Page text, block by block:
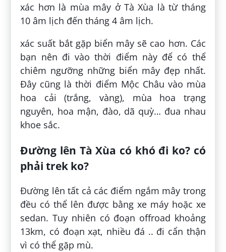
xác hơn là mùa mây ở Tà Xùa là từ tháng
10 âm lịch đến tháng 4 âm lịch.
xác suất bắt gặp biển mây sẽ cao hơn. Các
bạn nên đi vào thời điểm này để có thể
chiêm ngưỡng những biển mây đẹp nhất.
Đây cũng là thời điểm Mộc Châu vào mùa
hoa cải (trắng, vàng), mùa hoa trạng
nguyên, hoa mận, đào, dã quỳ… đua nhau
khoe sắc.
Đường lên Tà Xùa có khó đi ko? có
phải trek ko?
Đường lên tất cả các điểm ngắm mây trong
đều có thể lên được bằng xe máy hoặc xe
sedan. Tuy nhiên có đoạn offroad khoảng
13km, có đoạn xạt, nhiều đá .. đi cẩn thận
vì có thể gặp mù.